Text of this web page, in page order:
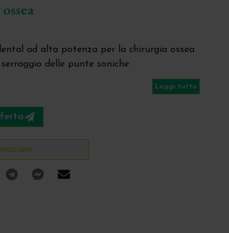
ad alta potenza per la chirurgia ossea
delle punte soniche
Leggi tutto
TelegramFacebook Messenger